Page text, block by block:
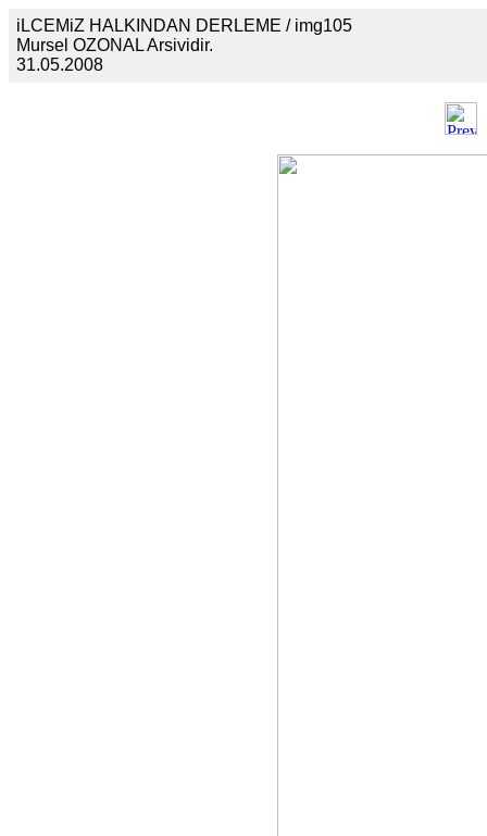
iLCEMiZ HALKINDAN DERLEME / img105
Mursel OZONAL Arsividir.
31.05.2008